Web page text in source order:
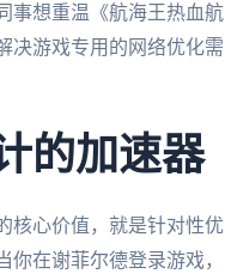
事想重温《航海王热血航
决游戏专用的网络优化需
的加速器
核心价值，就是针对性优
在谢菲尔德登录游戏，